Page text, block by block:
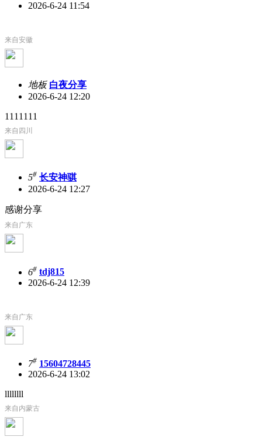
2026-6-24 11:54
来自安徽
地板 白夜分享
2026-6-24 12:20
1111111
来自四川
5# 长安神骐
2026-6-24 12:27
感谢分享
来自广东
6# tdj815
2026-6-24 12:39
来自广东
7# 15604728445
2026-6-24 13:02
llllllll
来自内蒙古